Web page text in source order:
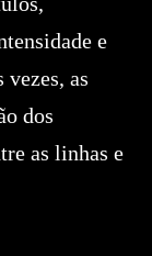
e
as
dos
as linhas e